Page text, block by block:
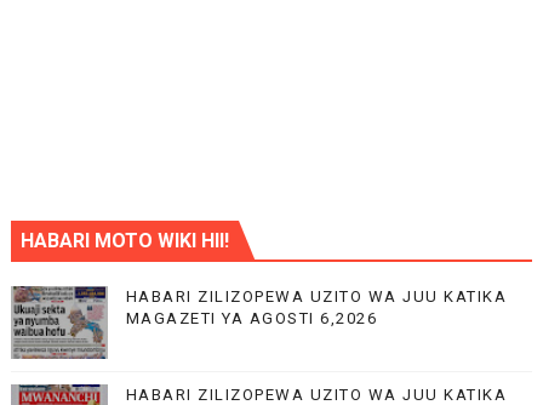
HABARI MOTO WIKI HII!
HABARI ZILIZOPEWA UZITO WA JUU KATIKA
MAGAZETI YA AGOSTI 6,2026
HABARI ZILIZOPEWA UZITO WA JUU KATIKA